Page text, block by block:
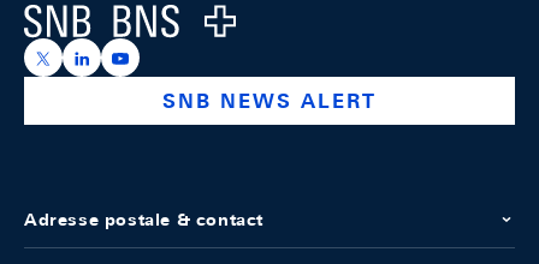
Logo
https://x.com/snb_bns
https://ch.linkedin.com/company/swiss-national-
https://www.youtube.com/@swissnationalbank
SNB NEWS ALERT
Adresse postale & contact